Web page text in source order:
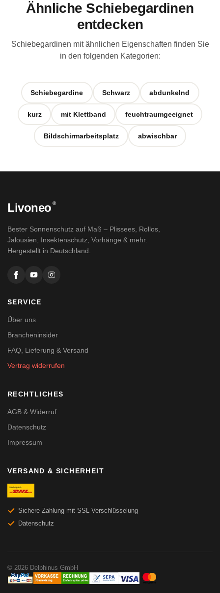
Ähnliche Schiebegardinen
entdecken
Schiebegardinen mit ähnlichen Eigenschaften finden Sie
in den folgenden Kategorien:
Schiebegardine Schwarz abdunkelnd
kurz mit Klettband feuchtraumgeeignet
Bildschirmarbeitsplatz abwischbar
Livoneo ®
Bester Sonnenschutz auf Maß – Plissees, Rollos,
Jalousien, Insektenschutz, Vorhänge & mehr.
Hergestellt in Deutschland.
SERVICE
Über uns
Brancheninsider
FAQ, Lieferung & Versand
Vertrag widerrufen
RECHTLICHES
AGB & Widerruf
Datenschutz
Impressum
VERSAND & SICHERHEIT
Sichere Zahlung mit SSL-Verschlüsselung
Datenschutz
© 2026 Delphinus GmbH